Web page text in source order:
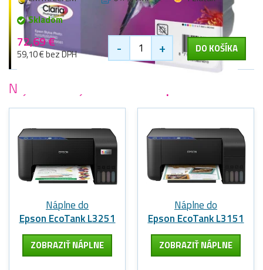
Skladom
72,69 €
59,10 € bez DPH - + DO KOŠÍKA
Najobľúbenejšie
Náplne do
Epson EcoTank L3251
ZOBRAZIŤ NÁPLNE
Náplne do
Epson EcoTank L3151
ZOBRAZIŤ NÁPLNE